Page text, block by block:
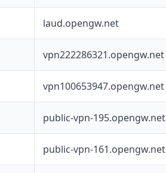
laud.opengw.net
vpn222286321.opengw.net
vpn100653947.opengw.net
public-vpn-195.opengw.net
public-vpn-161.opengw.net